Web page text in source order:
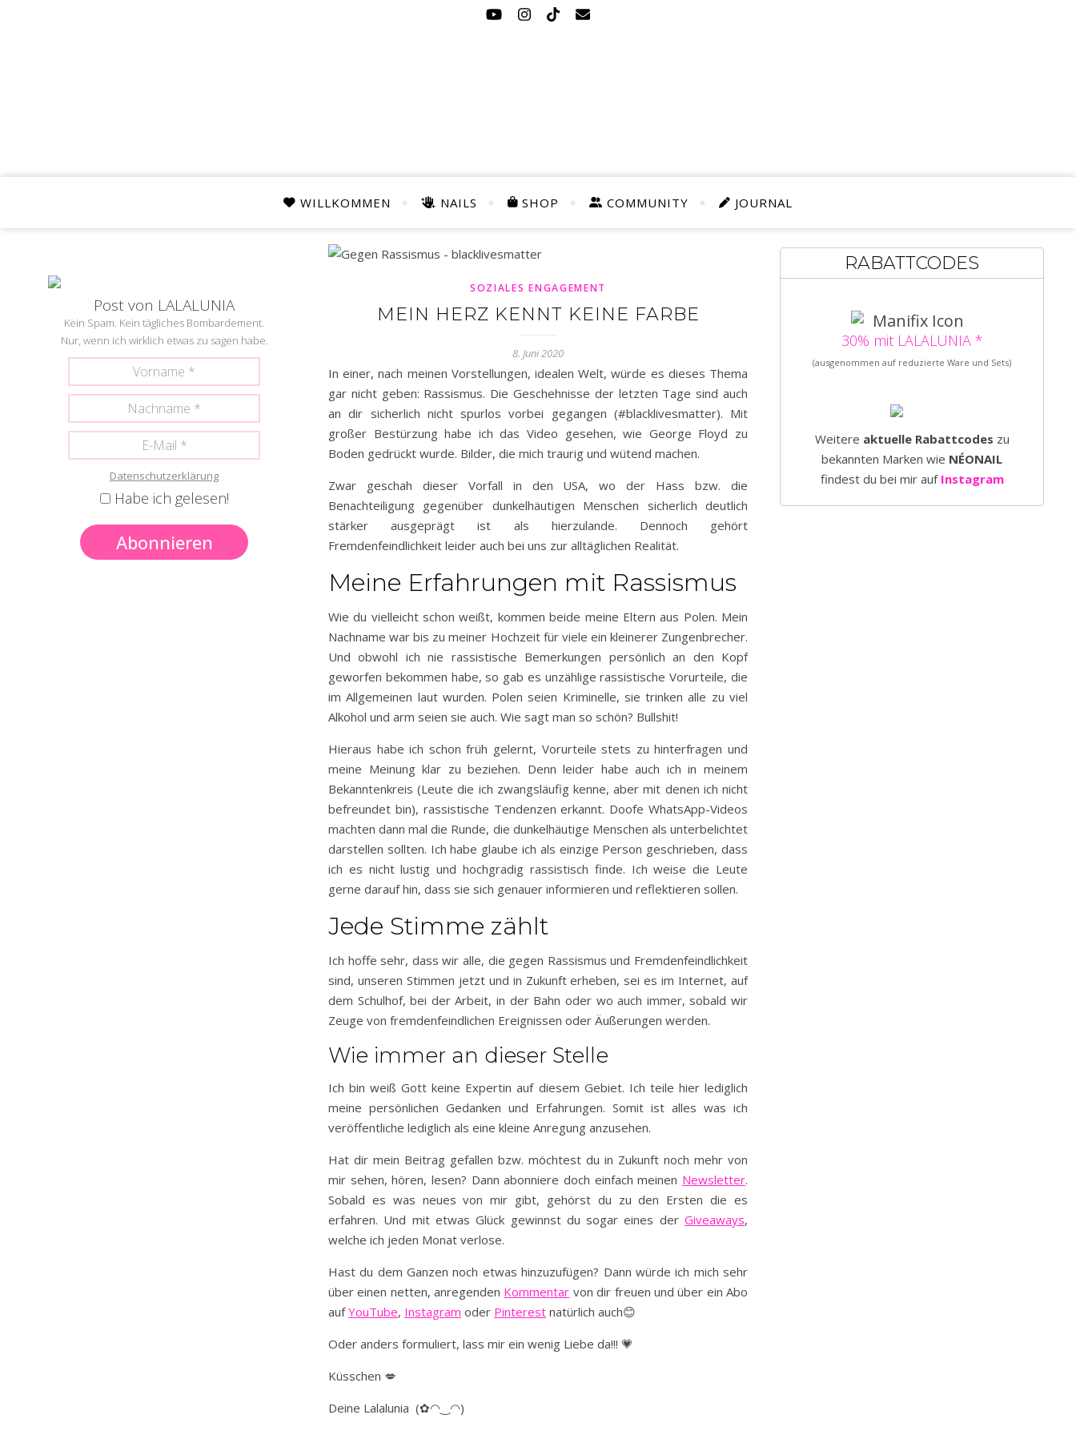
WILLKOMMEN NAILS SHOP COMMUNITY JOURNAL
Post von LALALUNIA
Kein Spam. Kein tägliches Bombardement.
Nur, wenn ich wirklich etwas zu sagen habe.
Datenschutzerklärung
Habe ich gelesen!
SOZIALES ENGAGEMENT
MEIN HERZ KENNT KEINE FARBE
8. Juni 2020
In einer, nach meinen Vorstellungen, idealen Welt, würde es dieses Thema
gar nicht geben: Rassismus. Die Geschehnisse der letzten Tage sind auch
an dir sicherlich nicht spurlos vorbei gegangen (#blacklivesmatter). Mit
großer Bestürzung habe ich das Video gesehen, wie George Floyd zu
Boden gedrückt wurde. Bilder, die mich traurig und wütend machen.
Zwar geschah dieser Vorfall in den USA, wo der Hass bzw. die
Benachteiligung gegenüber dunkelhäutigen Menschen sicherlich deutlich
stärker ausgeprägt ist als hierzulande. Dennoch gehört
Fremdenfeindlichkeit leider auch bei uns zur alltäglichen Realität.
Meine Erfahrungen mit Rassismus
Wie du vielleicht schon weißt, kommen beide meine Eltern aus Polen. Mein
Nachname war bis zu meiner Hochzeit für viele ein kleinerer Zungenbrecher.
Und obwohl ich nie rassistische Bemerkungen persönlich an den Kopf
geworfen bekommen habe, so gab es unzählige rassistische Vorurteile, die
im Allgemeinen laut wurden. Polen seien Kriminelle, sie trinken alle zu viel
Alkohol und arm seien sie auch. Wie sagt man so schön? Bullshit!
Hieraus habe ich schon früh gelernt, Vorurteile stets zu hinterfragen und
meine Meinung klar zu beziehen. Denn leider habe auch ich in meinem
Bekanntenkreis (Leute die ich zwangsläufig kenne, aber mit denen ich nicht
befreundet bin), rassistische Tendenzen erkannt. Doofe WhatsApp-Videos
machten dann mal die Runde, die dunkelhäutige Menschen als unterbelichtet
darstellen sollten. Ich habe glaube ich als einzige Person geschrieben, dass
ich es nicht lustig und hochgradig rassistisch finde. Ich weise die Leute
gerne darauf hin, dass sie sich genauer informieren und reflektieren sollen.
Jede Stimme zählt
Ich hoffe sehr, dass wir alle, die gegen Rassismus und Fremdenfeindlichkeit
sind, unseren Stimmen jetzt und in Zukunft erheben, sei es im Internet, auf
dem Schulhof, bei der Arbeit, in der Bahn oder wo auch immer, sobald wir
Zeuge von fremdenfeindlichen Ereignissen oder Äußerungen werden.
Wie immer an dieser Stelle
Ich bin weiß Gott keine Expertin auf diesem Gebiet. Ich teile hier lediglich
meine persönlichen Gedanken und Erfahrungen. Somit ist alles was ich
veröffentliche lediglich als eine kleine Anregung anzusehen.
Hat dir mein Beitrag gefallen bzw. möchtest du in Zukunft noch mehr von
mir sehen, hören, lesen? Dann abonniere doch einfach meinen Newsletter.
Sobald es was neues von mir gibt, gehörst du zu den Ersten die es
erfahren. Und mit etwas Glück gewinnst du sogar eines der Giveaways,
welche ich jeden Monat verlose.
Hast du dem Ganzen noch etwas hinzuzufügen? Dann würde ich mich sehr
über einen netten, anregenden Kommentar von dir freuen und über ein Abo
aufYouTube, Instagram oder Pinterest natürlich auch😊
Oder anders formuliert, lass mir ein wenig Liebe da!!! 💗
Küsschen 💋
Deine Lalalunia (✿◠‿◠)
RABATTCODES
30% mit LALALUNIA *
(ausgenommen auf reduzierte Ware und Sets)
Weitere aktuelle Rabattcodes zu
bekannten Marken wie NÉONAIL
findest du bei mir auf Instagram